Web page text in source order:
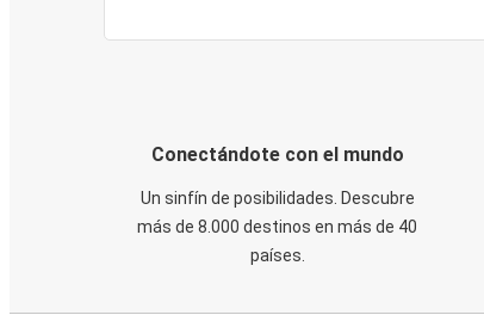
Conectándote con el mundo
Un sinfín de posibilidades. Descubre
más de 8.000 destinos en más de 40
países.